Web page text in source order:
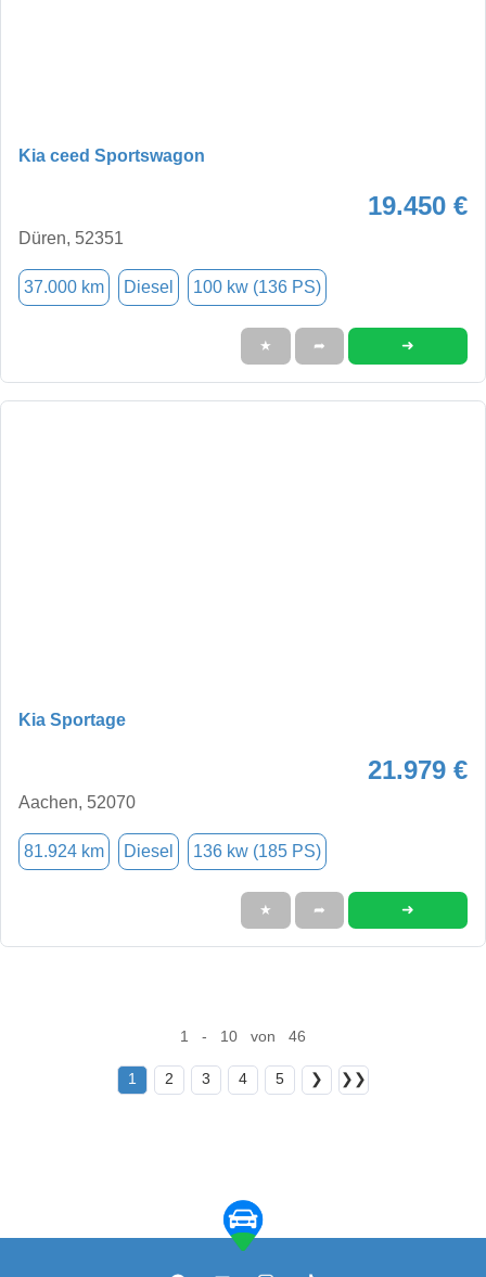
Kia ceed Sportswagon
19.450 €
Düren, 52351
37.000 km Diesel 100 kw (136 PS)
★ ➦ ➜
Kia Sportage
21.979 €
Aachen, 52070
81.924 km Diesel 136 kw (185 PS)
★ ➦ ➜
1 - 10 von 46
1 2 3 4 5 ❯ ❯❯